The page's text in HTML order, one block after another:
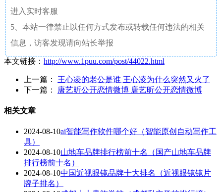
进入实时客服
5、本站一律禁止以任何方式发布或转载任何违法的相关
信息，访客发现请向站长举报
本文链接： http://www.1puu.com/post/44022.html
上一篇： 王心凌的老公是谁 王心凌为什么突然又火了
下一篇：
唐艺昕公开恋情微博 唐艺昕公开恋情微博
相关文章
2024-08-10ai智能写作软件哪个好（智能原创自动写作工
具）
2024-08-10山地车品牌排行榜前十名（国产山地车品牌
排行榜前十名）
2024-08-10中国近视眼镜品牌十大排名（近视眼镜镜片
牌子排名）